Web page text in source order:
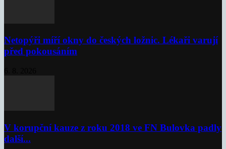
Netopýři míří okny do českých ložnic. Lékaři varují
před pokousáním
V korupční kauze z roku 2018 ve FN Bulovka padly
další...